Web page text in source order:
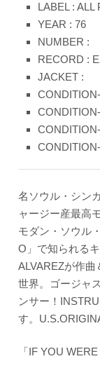
LABEL : ALL
YEAR : 76
NUMBER :
RECORD :
JACKET :
名ソウル・シン
ャージー産最高
モダン・ソウル
O」で知られる
ALVAREZが作
世界。ゴージャ
ンサー！
す。
「IF YOU